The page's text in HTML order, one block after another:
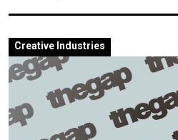
Creative Industries